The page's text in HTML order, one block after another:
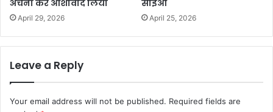
अर्चना कर आशीर्वाद लिया
April 29, 2026
सीईओ
April 25, 2026
Leave a Reply
Your email address will not be published. Required fields are